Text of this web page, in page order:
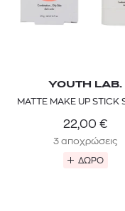
ΓΥΑΛΙΑ ΗΛΙΟΥ A52S/ZVN4I0/52
MC2 SAINT
ΑΝΔΡΙΚΟ
120,00 € 102,00
YOUTH LAB.
MATTE MAKE UP STICK
22,00 €
3 αποχρώσεις
ΔΩΡΟ